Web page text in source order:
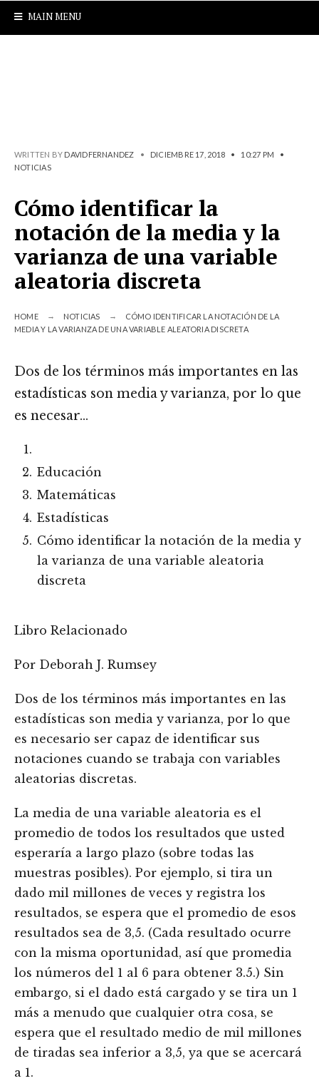
MAIN MENU
WRITTEN BY DAVIDFERNANDEZ • DICIEMBRE 17, 2018 • 10:27 PM
•
NOTICIAS
Cómo identificar la
notación de la media y la
varianza de una variable
aleatoria discreta
HOME NOTICIAS
CÓMO IDENTIFICAR LA NOTACIÓN DE LA
MEDIA Y LA VARIANZA DE UNA VARIABLE ALEATORIA DISCRETA
Dos de los términos más importantes en las
estadísticas son media y varianza, por lo que
es necesar…
Educación
Matemáticas
Estadísticas
Cómo identificar la notación de la media y
la varianza de una variable aleatoria
discreta
Libro Relacionado
Por Deborah J. Rumsey
Dos de los términos más importantes en las
estadísticas son media y varianza, por lo que
es necesario ser capaz de identificar sus
notaciones cuando se trabaja con variables
aleatorias discretas.
La media de una variable aleatoria es el
promedio de todos los resultados que usted
esperaría a largo plazo (sobre todas las
muestras posibles). Por ejemplo, si tira un
dado mil millones de veces y registra los
resultados, se espera que el promedio de esos
resultados sea de 3,5. (Cada resultado ocurre
con la misma oportunidad, así que promedia
los números del 1 al 6 para obtener 3.5.) Sin
embargo, si el dado está cargado y se tira un 1
más a menudo que cualquier otra cosa, se
espera que el resultado medio de mil millones
de tiradas sea inferior a 3,5, ya que se acercará
a 1.